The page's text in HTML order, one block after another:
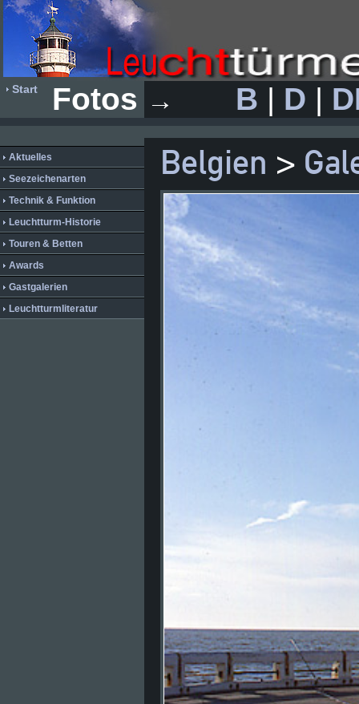
Start Fotos → B | D |
Aktuelles
Seezeichenarten
Technik & Funktion
Leuchtturm-Historie
Touren & Betten
Awards
Gastgalerien
Leuchtturmliteratur
Belgien >